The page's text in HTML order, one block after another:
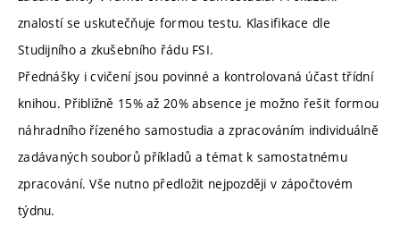
znalostí se uskutečňuje formou testu. Klasifikace dle
Studijního a zkušebního řádu FSI.
Přednášky i cvičení jsou povinné a kontrolovaná účast třídní
knihou. Přibližně 15% až 20% absence je možno řešit formou
náhradního řízeného samostudia a zpracováním individuálně
zadávaných souborů příkladů a témat k samostatnému
zpracování. Vše nutno předložit nejpozději v zápočtovém
týdnu.